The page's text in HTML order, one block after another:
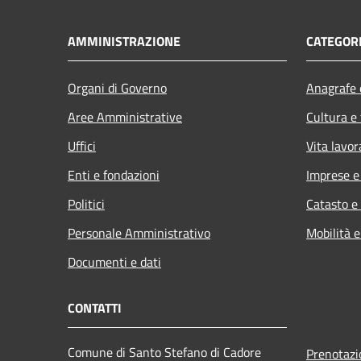
AMMINISTRAZIONE
Organi di Governo
Aree Amministrative
Uffici
Enti e fondazioni
Politici
Personale Amministrativo
Documenti e dati
Cultura
Vita
Imprese
Catasto
Mobilità
CONTATTI
Comune di Santo Stefano di Cadore